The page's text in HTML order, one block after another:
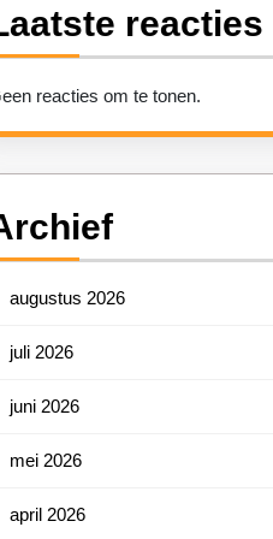
reacties
reacties om te tonen.
augustus 2026
juli 2026
juni 2026
mei 2026
april 2026